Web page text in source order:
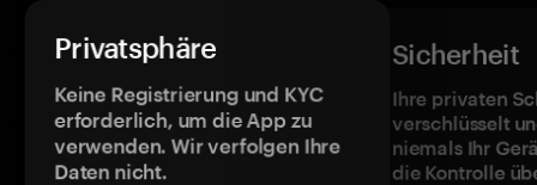
Privatsphäre
Keine Registrierung und KYC
erforderlich, um die App zu
verwenden. Wir verfolgen Ihre
Daten nicht.
Sicherheit
Ihre privaten
verschlüsselt
niemals Ihr
die Kontrolle